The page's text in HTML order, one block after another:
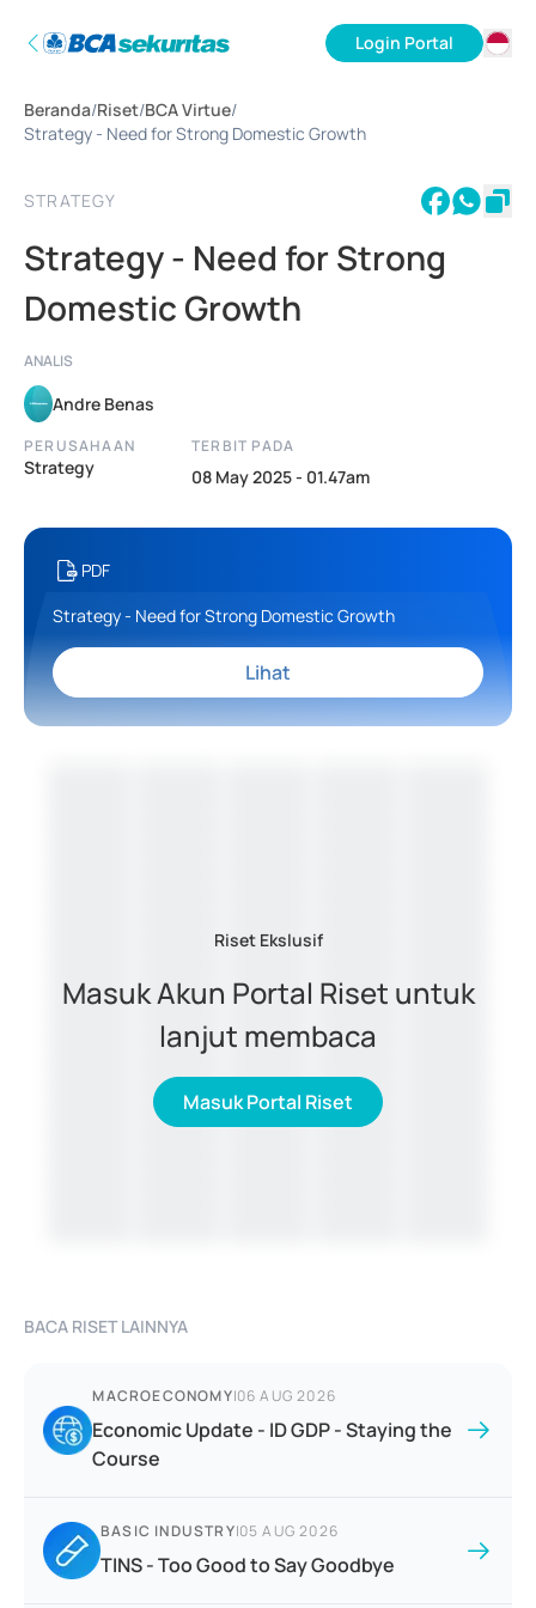
Login Portal
Beranda/Riset/BCA Virtue/
Strategy - Need for Strong Domestic Growth
STRATEGY
Strategy - Need for Strong
Domestic Growth
ANALIS
Andre Benas
PERUSAHAAN
Strategy
TERBIT PADA
08 May 2025 - 01.47am
PDF
Strategy - Need for Strong Domestic Growth
Lihat
Riset Ekslusif
Masuk Akun Portal Riset untuk
lanjut membaca
Masuk Portal Riset
BACA RISET LAINNYA
MACROECONOMY|06 AUG 2026
Economic Update - ID GDP - Staying the
Course
BASIC INDUSTRY|05 AUG 2026
TINS - Too Good to Say Goodbye